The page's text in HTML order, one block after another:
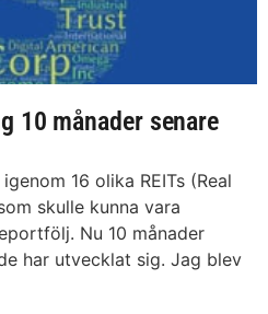
10 månader senare
16 olika REITs (Real
skulle kunna vara
Nu 10 månader
har utvecklat sig. Jag blev